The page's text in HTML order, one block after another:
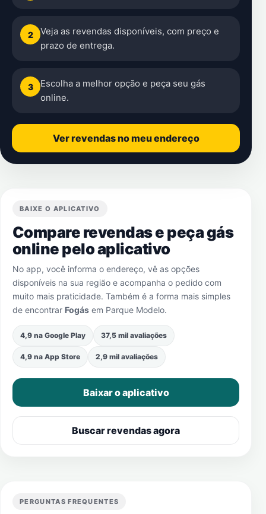
2
Veja as revendas disponíveis, com preço e
prazo de entrega.
3
Escolha a melhor opção e peça seu gás
online.
Ver revendas no meu endereço
BAIXE O APLICATIVO
Compare revendas e peça gás
online pelo aplicativo
No app, você informa o endereço, vê as opções
disponíveis na sua região e acompanha o pedido com
muito mais praticidade. Também é a forma mais simples
de encontrar Fogás em Parque Modelo.
4,9 na Google Play 37,5 mil avaliações
4,9 na App Store 2,9 mil avaliações
Baixar o aplicativo
Buscar revendas agora
PERGUNTAS FREQUENTES